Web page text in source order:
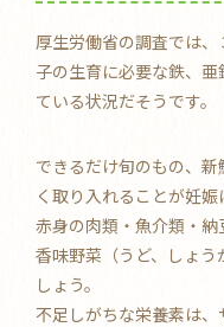
厚生労働省の調査では
子の生育に必要な鉄、
ている状況だそうです。
できるだけ旬のもの、
く取り入れることが妊娠
赤身の肉類・魚介類・納
香味野菜（うど、しょ
しょう。
不足しがちな栄養素は、